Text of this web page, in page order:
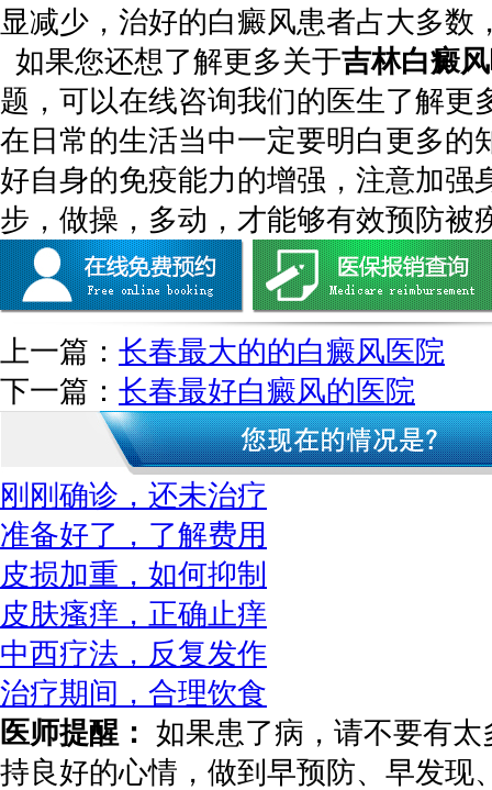
显减少，治好的白癜风患者占大多数
如果您还想了解更多关于吉林白癜
题，可以在线咨询我们的医生了解更
在日常的生活当中一定要明白更多的
好自身的免疫能力的增强，注意加强
步，做操，多动，才能够有效预防被
上一篇： 长春最大的的白癜风医院
下一篇： 长春最好白癜风的医院
刚刚确诊，还未治疗
准备好了，了解费用
皮损加重，如何抑制
皮肤瘙痒，正确止痒
中西疗法，反复发作
治疗期间，合理饮食
医师提醒： 如果患了病，请不要有
持良好的心情，做到早预防、早发现